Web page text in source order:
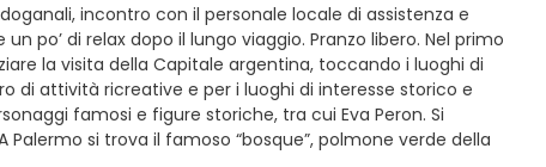
incontro con il personale locale di assistenza e
po’ di relax dopo il lungo viaggio. Pranzo libero. Nel primo
la visita della Capitale argentina, toccando i luoghi di
di attività ricreative e per i luoghi di interesse storico e
famosi e figure storiche, tra cui Eva Peron. Si
si trova il famoso “bosque”, polmone verde della